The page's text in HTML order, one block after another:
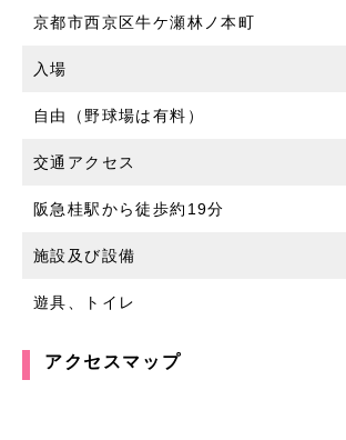
京都市西京区牛ケ瀬林ノ本町
入場
自由（野球場は有料）
交通アクセス
阪急桂駅から徒歩約19分
施設及び設備
遊具、トイレ
アクセスマップ